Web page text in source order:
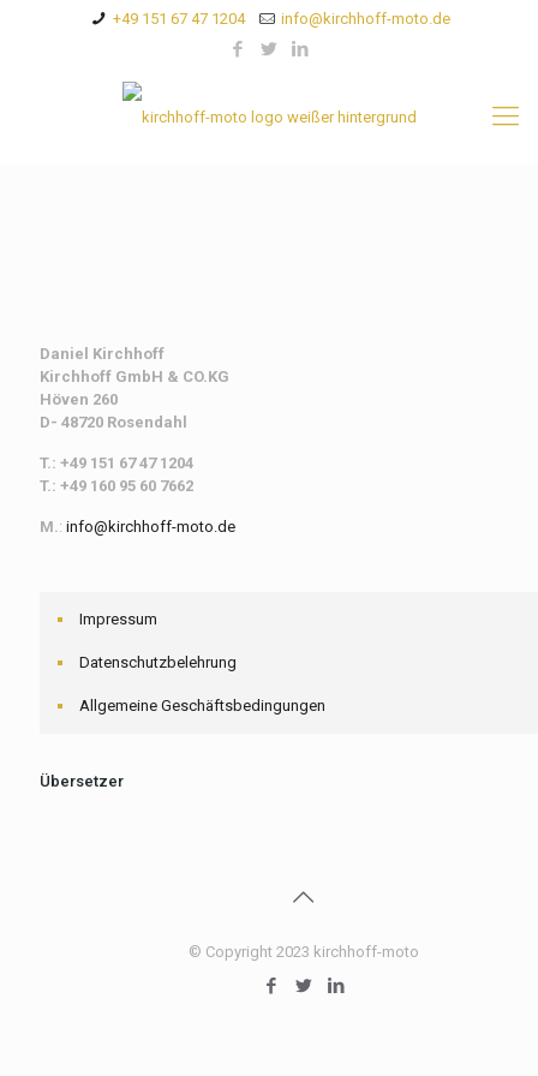
+49 151 67 47 1204 info@kirchhoff-moto.de
Daniel Kirchhoff
Kirchhoff GmbH & CO.KG
Höven 260
D- 48720 Rosendahl
T.: +49 151 67 47 1204
T.: +49 160 95 60 7662
M.: info@kirchhoff-moto.de
Impressum
Datenschutzbelehrung
Allgemeine Geschäftsbedingungen
Übersetzer
© Copyright 2023 kirchhoff-moto